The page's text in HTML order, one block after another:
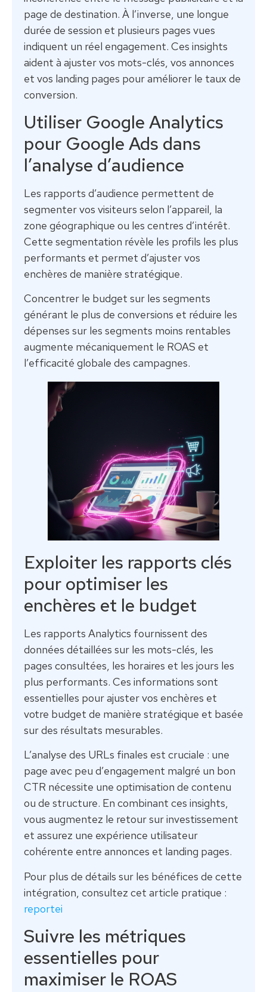
page de destination. À l’inverse, une longue
durée de session et plusieurs pages vues
indiquent un réel engagement. Ces insights
aident à ajuster vos mots-clés, vos annonces
et vos landing pages pour améliorer le taux de
conversion.
Utiliser Google Analytics
pour Google Ads dans
l’analyse d’audience
Les rapports d’audience permettent de
segmenter vos visiteurs selon l’appareil, la
zone géographique ou les centres d’intérêt.
Cette segmentation révèle les profils les plus
performants et permet d’ajuster vos
enchères de manière stratégique.
Concentrer le budget sur les segments
générant le plus de conversions et réduire les
dépenses sur les segments moins rentables
augmente mécaniquement le ROAS et
l’efficacité globale des campagnes.
Exploiter les rapports clés
pour optimiser les
enchères et le budget
Les rapports Analytics fournissent des
données détaillées sur les mots-clés, les
pages consultées, les horaires et les jours les
plus performants. Ces informations sont
essentielles pour ajuster vos enchères et
votre budget de manière stratégique et basée
sur des résultats mesurables.
L’analyse des URLs finales est cruciale : une
page avec peu d’engagement malgré un bon
CTR nécessite une optimisation de contenu
ou de structure. En combinant ces insights,
vous augmentez le retour sur investissement
et assurez une expérience utilisateur
cohérente entre annonces et landing pages.
Pour plus de détails sur les bénéfices de cette
intégration, consultez cet article pratique :
reportei
Suivre les métriques
essentielles pour
maximiser le ROAS